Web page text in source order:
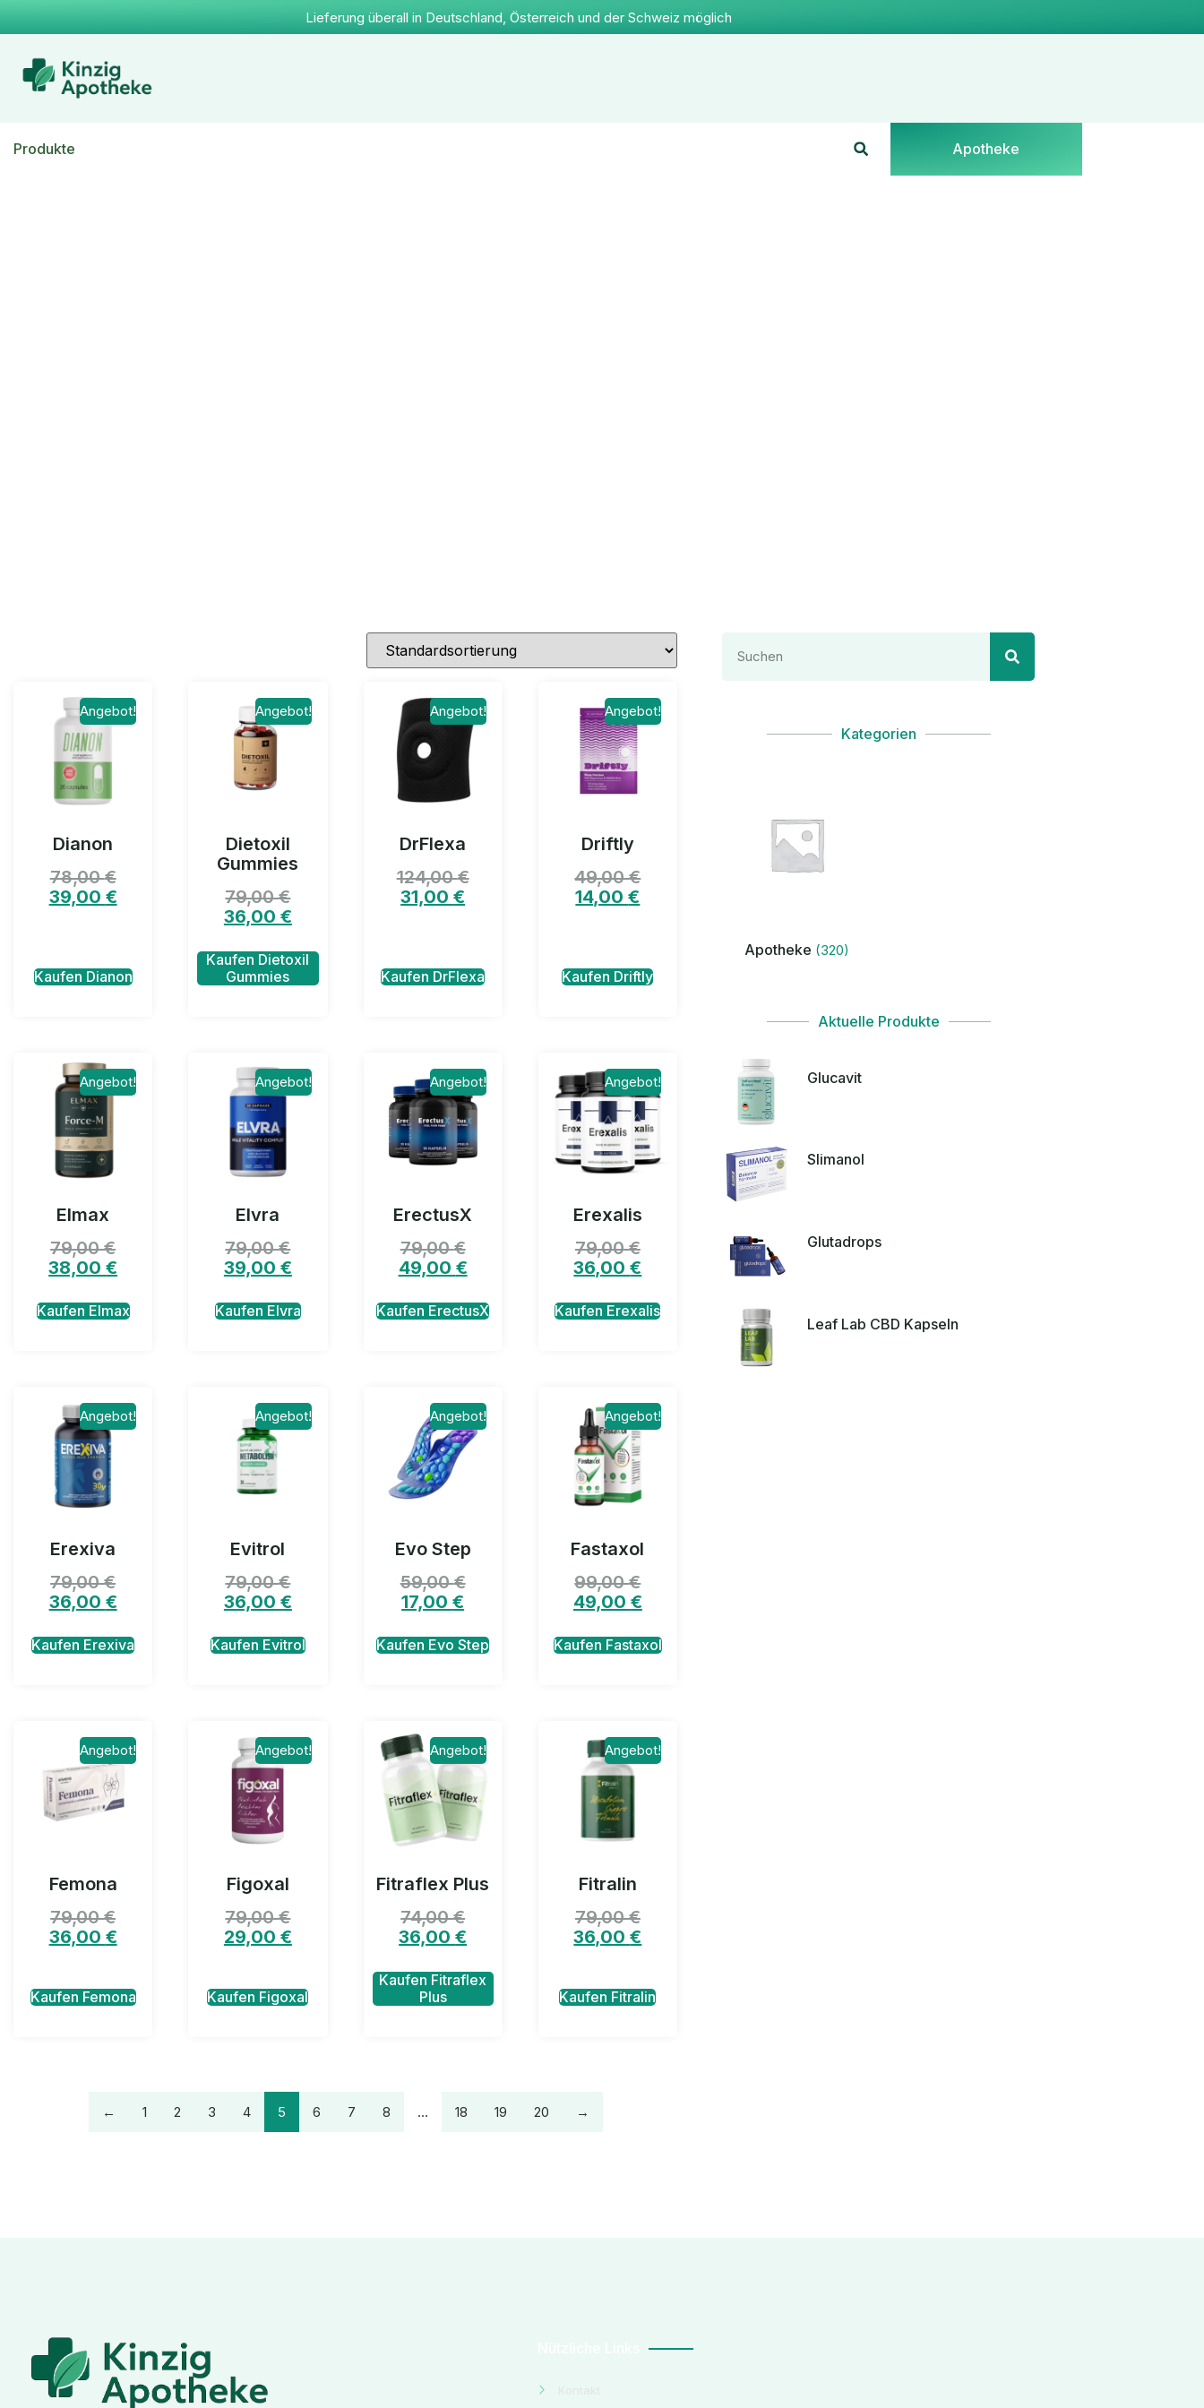
Lieferung überall in Deutschland, Österreich und der Schweiz möglich
Produkte Apotheke
Angebot!
Dianon
78,00€
39,00 €
Kaufen Dianon
Angebot!
Dietoxil
Gummies
79,00€
36,00 €
Kaufen Dietoxil
Gummies
Angebot!
DrFlexa
124,00€
31,00€
Kaufen DrFlexa
Angebot!
Driftly
49,00€
14,00€
Kaufen Driftly
Angebot!
Elmax
79,00€
38,00€
Kaufen Elmax
Angebot!
Elvra
79,00€
39,00 €
Kaufen Elvra
Angebot!
ErectusX
79,00€
49,00 €
Kaufen ErectusX
Angebot!
Erexalis
79,00€
36,00€
Kaufen Erexalis
Angebot!
Erexiva
79,00€
36,00 €
Kaufen Erexiva
Angebot!
Evitrol
79,00€
36,00 €
Kaufen Evitrol
Angebot!
Evo Step
59,00€
17,00€
Kaufen Evo Step
Angebot!
Fastaxol
99,00€
49,00 €
Kaufen Fastaxol
Angebot!
Femona
79,00€
36,00 €
Kaufen Femona
Angebot!
Figoxal
79,00€
29,00 €
Kaufen Figoxal
Angebot!
Fitraflex Plus
74,00€
36,00€
Kaufen Fitraflex
Plus
Angebot!
Fitralin
79,00€
36,00€
Kaufen Fitralin
← 1 2 3 4 5 6 7 8 … 18 19 20 →
Kategorien
Apotheke (320)
Aktuelle Produkte
Glucavit
Slimanol
Glutadrops
Leaf Lab CBD Kapseln